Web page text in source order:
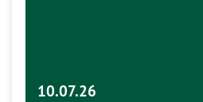
10.07.26